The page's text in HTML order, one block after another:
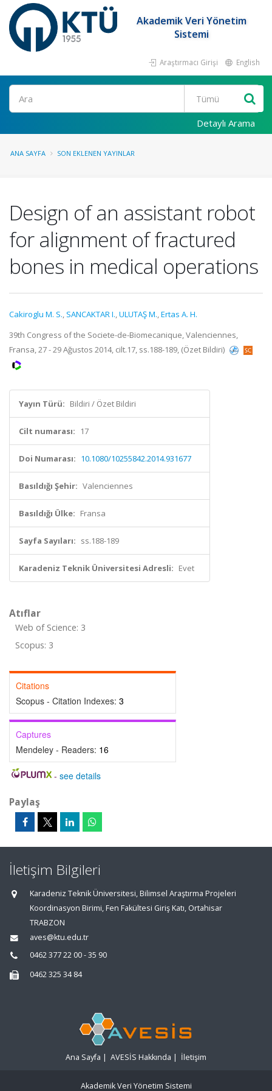
Akademik Veri Yönetim
Sistemi
Araştırmacı Girişi English
Ara
Detaylı Arama
ANA SAYFA SON EKLENEN YAYINLAR
Design of an assistant robot
for alignment of fractured
bones in medical operations
Cakiroglu M. S., SANCAKTAR I.,ULUTAŞ M.,Ertas A. H.
39th Congress of the Societe-de-Biomecanique, Valenciennes,
Fransa, 27 - 29 Ağustos 2014, cilt.17, ss.188-189, (Özet Bildiri)
Yayın Türü: Bildiri / Özet Bildiri
Cilt numarası: 17
Doi Numarası: 10.1080/10255842.2014.931677
Basıldığı Şehir: Valenciennes
Basıldığı Ülke: Fransa
Sayfa Sayıları: ss.188-189
Karadeniz Teknik Üniversitesi Adresli: Evet
Atıflar
Web of Science: 3
Scopus: 3
Citations
Scopus - Citation Indexes: 3
Captures
Mendeley - Readers: 16
- see details
Paylaş
İletişim Bilgileri
Karadeniz Teknik Üniversitesi, Bilimsel Araştırma Projeleri
Koordinasyon Birimi, Fen Fakültesi Giriş Katı, Ortahisar
TRABZON
aves@ktu.edu.tr
0462 377 22 00 - 35 90
0462 325 34 84
Ana Sayfa | AVESİS Hakkında | İletişim
Akademik Veri Yönetim Sistemi